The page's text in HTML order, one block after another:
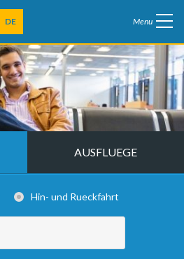
DE Menu
AUSFLUEGE
Hin- und Rueckfahrt